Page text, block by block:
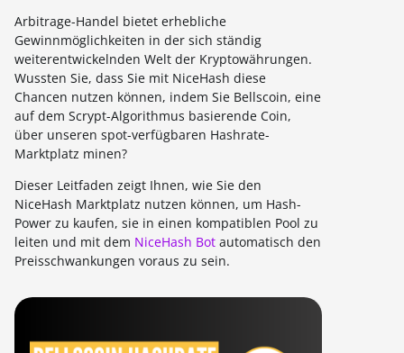
Arbitrage-Handel bietet erhebliche
Gewinnmöglichkeiten in der sich ständig
weiterentwickelnden Welt der Kryptowährungen.
Wussten Sie, dass Sie mit NiceHash diese
Chancen nutzen können, indem Sie Bellscoin, eine
auf dem Scrypt-Algorithmus basierende Coin,
über unseren spot-verfügbaren Hashrate-
Marktplatz minen?
Dieser Leitfaden zeigt Ihnen, wie Sie den
NiceHash Marktplatz nutzen können, um Hash-
Power zu kaufen, sie in einen kompatiblen Pool zu
leiten und mit dem NiceHash Bot automatisch den
Preisschwankungen voraus zu sein.